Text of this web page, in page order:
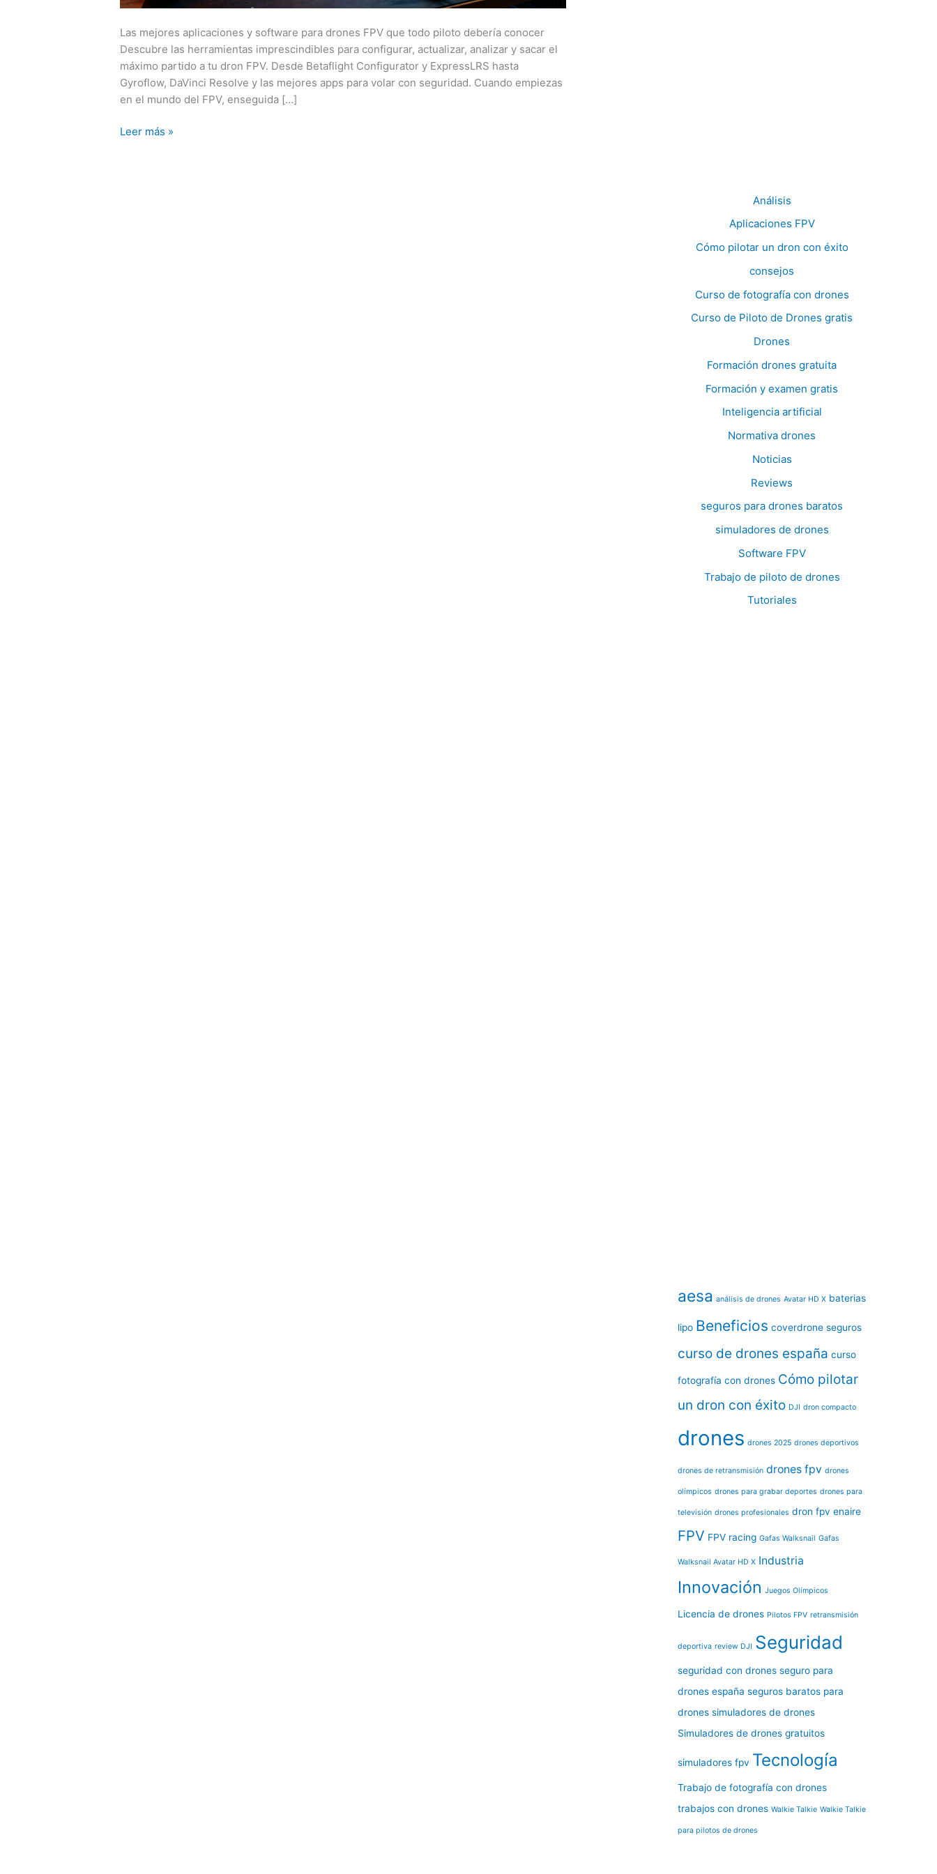
Las mejores aplicaciones y software para drones FPV que todo piloto debería conocer
Descubre las herramientas imprescindibles para configurar, actualizar, analizar y sacar el
máximo partido a tu dron FPV. Desde Betaflight Configurator y ExpressLRS hasta
Gyroflow, DaVinci Resolve y las mejores apps para volar con seguridad. Cuando empiezas
en el mundo del FPV, enseguida […]
Leer más »
Análisis
Aplicaciones FPV
Cómo pilotar un dron con éxito
consejos
Curso de fotografía con drones
Curso de Piloto de Drones gratis
Drones
Formación drones gratuita
Formación y examen gratis
Inteligencia artificial
Normativa drones
Noticias
Reviews
seguros para drones baratos
simuladores de drones
Software FPV
Trabajo de piloto de drones
Tutoriales
aesa análisis de drones Avatar HD X baterias
lipo Beneficios coverdrone seguros
curso de drones españa curso
fotografía con drones Cómo pilotar
un dron con éxito DJI dron compacto
drones drones 2025 drones deportivos
drones de retransmisión drones fpv drones
olímpicos drones para grabar deportes drones para
televisión drones profesionales dron fpv enaire
FPV FPV racing Gafas Walksnail Gafas
Walksnail Avatar HD X Industria
Innovación Juegos Olímpicos
Licencia de drones Pilotos FPV retransmisión
deportiva review DJI Seguridad
seguridad con drones seguro para
drones españa seguros baratos para
drones simuladores de drones
Simuladores de drones gratuitos
simuladores fpv Tecnología
Trabajo de fotografía con drones
trabajos con drones Walkie Talkie Walkie Talkie
para pilotos de drones